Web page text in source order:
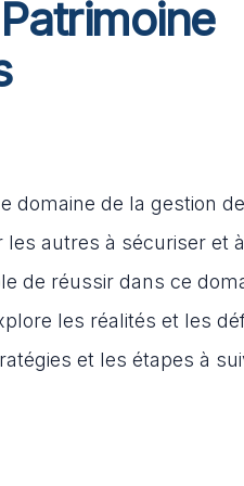
domaine de la gestion de
les autres à sécuriser et
de réussir dans ce
les réalités et les
et les étapes à